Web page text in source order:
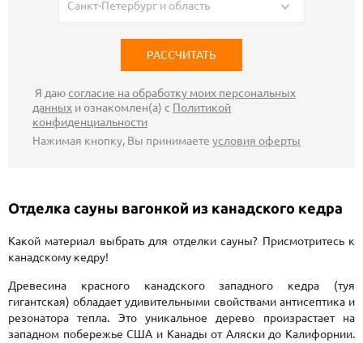
Санкт-Петербург и область
Я даюсогласие на обработку моих персональных
данных и ознакомлен(а) с Политикой
конфиденциальности
Нажимая кнопку, Вы принимаете условия оферты
Отделка сауны вагонкой из канадского кедра
Какой материал выбрать для отделки сауны? Присмотритесь к
канадскому кедру!
Древесина красного канадского западного кедра (туя
гигантская) обладает удивительными свойствами антисептика и
резонатора тепла. Это уникальное дерево произрастает на
западном побережье США и Канады от Аляски до Калифорнии.